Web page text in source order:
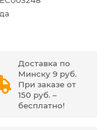
да
Доставка по
Минску 9 руб.
При заказе от
150 руб. –
бесплатно!